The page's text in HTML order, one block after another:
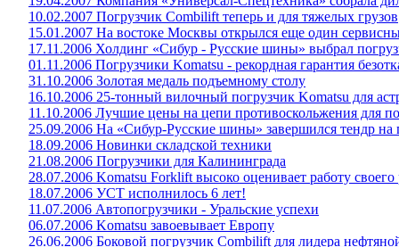
10.02.2007 Погрузчик Combilift теперь и для тяжелых грузов
15.01.2007 На востоке Москвы открылся еще один
17.11.2006 Холдинг «Сибур - Русские шины» выбрал
01.11.2006 Погрузчики Komatsu - рекордная гарантия
31.10.2006 Золотая медаль подъемному столу
16.10.2006 25-тонный вилочный погрузчик Komatsu для
11.10.2006 Лучшие цены на цепи противоскольжения для
25.09.2006 На «Сибур-Русские шины» завершился тендр на
18.09.2006 Новинки складской техники
21.08.2006 Погрузчики для Калининграда
28.07.2006 Komatsu Forklift высоко оценивает работу своего
18.07.2006 УСТ исполнилось 6 лет!
11.07.2006 Автопогрузчики - Уральские успехи
06.07.2006 Komatsu завоевывает Европу
26.06.2006 Боковой погрузчик Combilift для лидера